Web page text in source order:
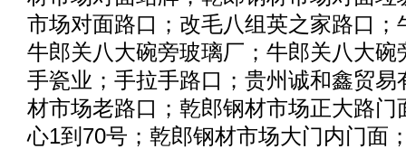
市场对面路口；改毛八组英之家路口；
牛郎关八大碗旁玻璃厂；牛郎关八大碗
手瓷业；手拉手路口；贵州诚和鑫贸易
材市场老路口；乾郎钢材市场正大路门
心1到70号；乾郎钢材市场大门内门面